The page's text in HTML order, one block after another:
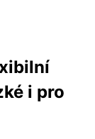
i pro